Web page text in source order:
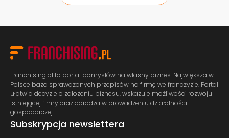
Franchising.pl to portal pomysłów na własny biznes. Największa w
Polsce baza sprawdzonych przepisów na firmę we franczyzie. Portal
ułatwia decyzję o założeniu biznesu, wskazuje możliwości rozwoju
istniejącej firmy oraz doradza w prowadzeniu działalności
gospodarczej.
Subskrypcja newslettera